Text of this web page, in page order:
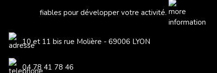
fiables pour développer votre activité.
10 et 11 bis rue Molière - 69006 LYON
04 78 41 78 46